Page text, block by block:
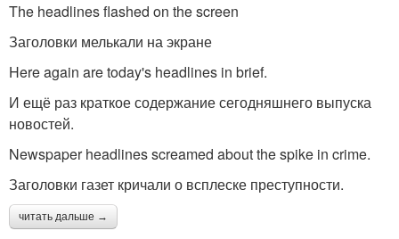
The headlines flashed on the screen
Заголовки мелькали на экране
Here again are today's headlines in brief.
И ещё раз краткое содержание сегодняшнего выпуска
новостей.
Newspaper headlines screamed about the spike in crime.
Заголовки газет кричали о всплеске преступности.
читать дальше →